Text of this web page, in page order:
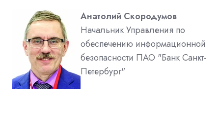
Анатолий Скородумов
Начальник Управления по
обеспечению информационной
безопасности ПАО "Банк Санкт-
Петербург"